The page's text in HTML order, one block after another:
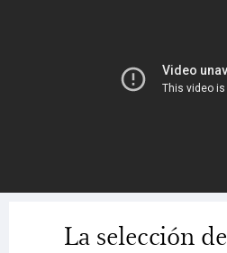
La selección de